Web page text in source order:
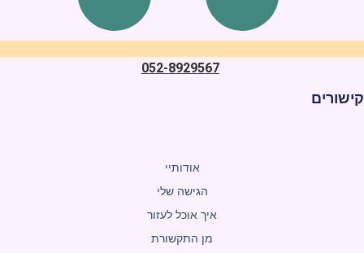
052-8929567
קישורים
אודותיי
הגישה שלי
איך אוכל לעזור
מן התקשורת